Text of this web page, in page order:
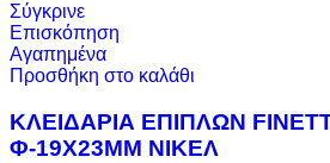
Σύγκρινε
Επισκόπηση
Αγαπημένα
Προσθήκη στο καλάθι
ΚΛΕΙΔΑΡΙΑ ΕΠΙΠΛΩΝ
Φ-19Χ23ΜΜ ΝΙΚΕΛ